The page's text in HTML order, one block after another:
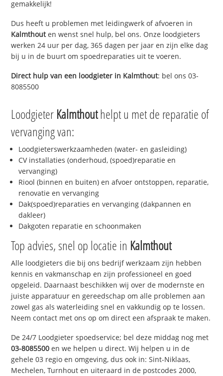
gemakkelijk!
Dus heeft u problemen met leidingwerk of afvoeren in
Kalmthouten wenst snel hulp, bel ons. Onze loodgieters
werken 24 uur per dag, 365 dagen per jaar en zijn elke dag
bij u in de buurt om spoedreparaties uit te voeren.
Direct hulp van een loodgieter in Kalmthout: bel ons 03-
8085500
Loodgieter Kalmthouthelpt u met de reparatie of
vervanging van:
Loodgieterswerkzaamheden (water- en gasleiding)
CV installaties (onderhoud, (spoed)reparatie en
vervanging)
Riool (binnen en buiten) en afvoer ontstoppen, reparatie,
renovatie en vervanging
Dak(spoed)reparaties en vervanging (dakpannen en
dakleer)
Dakgoten reparatie en schoonmaken
Top advies, snel op locatie in Kalmthout
Alle loodgieters die bij ons bedrijf werkzaam zijn hebben
kennis en vakmanschap en zijn professioneel en goed
opgeleid. Daarnaast beschikken wij over de modernste en
juiste apparatuur en gereedschap om alle problemen aan
zowel gas als waterleiding snel en vakkundig op te lossen.
Neem contact met ons op om direct een afspraak te maken.
De 24/7 Loodgieter spoedservice; bel deze middag nog met
03-8085500 en we helpen u direct. Wij helpen u in de
gehele 03 regio en omgeving, dus ook in: Sint-Niklaas,
Mechelen, Turnhout en uiteraard in de postcodes 2000,